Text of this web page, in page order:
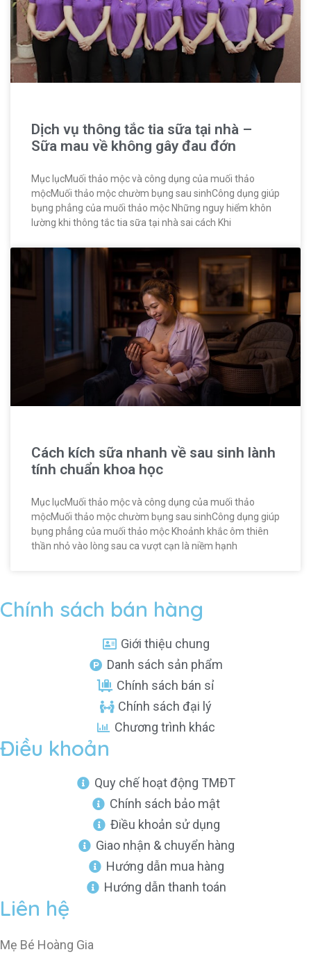
Dịch vụ thông tắc tia sữa tại nhà –
Sữa mau về không gây đau đớn
Mục lụcMuối thảo mộc và công dụng của muối thảo
mộcMuối thảo mộc chườm bụng sau sinhCông dụng giúp
bụng phẳng của muối thảo mộc Những nguy hiểm khôn
lường khi thông tắc tia sữa tại nhà sai cách Khi
Cách kích sữa nhanh về sau sinh lành
tính chuẩn khoa học
Mục lụcMuối thảo mộc và công dụng của muối thảo
mộcMuối thảo mộc chườm bụng sau sinhCông dụng giúp
bụng phẳng của muối thảo mộc Khoảnh khắc ôm thiên
thần nhỏ vào lòng sau ca vượt cạn là niềm hạnh
Chính sách bán hàng
Giới thiệu chung
Danh sách sản phẩm
Chính sách bán sỉ
Chính sách đại lý
Chương trình khác
Điều khoản
Quy chế hoạt động TMĐT
Chính sách bảo mật
Điều khoản sử dụng
Giao nhận & chuyển hàng
Hướng dẫn mua hàng
Hướng dẫn thanh toán
Liên hệ
Mẹ Bé Hoàng Gia